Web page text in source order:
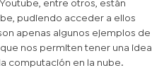
entre otros, están
pudiendo acceder a ellos
apenas algunos ejemplos de
nos permiten tener una idea
computación en la nube.